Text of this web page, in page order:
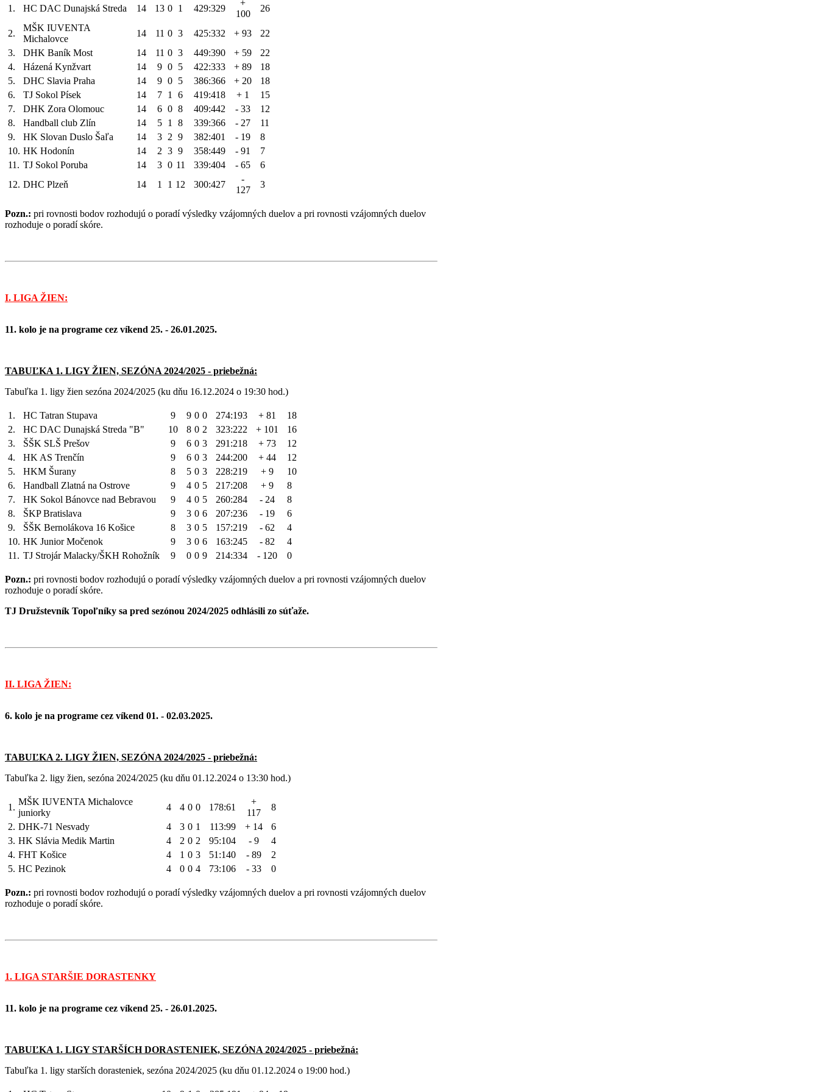
1. HC DAC Dunajská Streda 14 13 0 1 429:329
+
100
26
2.
MŠK IUVENTA
Michalovce
14 11 0 3 425:332 + 93
22
3.
DHK Baník Most 14 11 0 3 449:390 + 59
22
4.
Házená Kynžvart 14 9 0 5 422:333 + 89
18
5.
DHC Slavia Praha 14 9 0 5 386:366 + 20
18
6.
TJ Sokol Písek 14 7 1 6 419:418 + 1
15
7.
DHK Zora Olomouc 14 6 0 8 409:442 - 33
12
8.
Handball club Zlín 14 5 1 8 339:366 - 27
11
9.
HK Slovan Duslo Šaľa 14 3 2 9 382:401 - 19
8
10. HK Hodonín 14 2 3 9 358:449 - 91
7
11. TJ Sokol Poruba 14 3 0 11 339:404 - 65
6
12. DHC Plzeň 14 1 1 12 300:427
-
127
3
Pozn.: pri rovnosti bodov rozhodujú o poradí výsledky vzájomných duelov a pri rovnosti vzájomných duelov
rozhoduje o poradí skóre.
I. LIGA ŽIEN:
11. kolo je na programe cez víkend 25. - 26.01.2025.
TABUĽKA 1. LIGY ŽIEN, SEZÓNA 2024/2025 - priebežná:
Tabuľka 1. ligy žien sezóna 2024/2025 (ku dňu 16.12.2024 o 19:30 hod.)
1. HC Tatran Stupava 9 9 0 0 274:193 + 81
18
2.
HC DAC Dunajská Streda "B" 10 8 0 2 323:222 + 101
16
3.
ŠŠK SLŠ Prešov 9 6 0 3 291:218 + 73
12
4.
HK AS Trenčín 9 6 0 3 244:200 + 44
12
5.
HKM Šurany 8 5 0 3 228:219 + 9
10
6.
Handball Zlatná na Ostrove 9 4 0 5 217:208 + 9
8
7.
HK Sokol Bánovce nad Bebravou 9 4 0 5 260:284 - 24
8
8.
ŠKP Bratislava 9 3 0 6 207:236 - 19
6
9.
ŠŠK Bernolákova 16 Košice 8 3 0 5 157:219 - 62
4
10. HK Junior Močenok 9 3 0 6 163:245 - 82
4
11. TJ Strojár Malacky/ŠKH Rohožník 9 0 0 9 214:334 - 120 0
Pozn.: pri rovnosti bodov rozhodujú o poradí výsledky vzájomných duelov a pri rovnosti vzájomných duelov
rozhoduje o poradí skóre.
TJ Družstevník Topoľníky sa pred sezónou 2024/2025 odhlásili zo súťaže.
II. LIGA ŽIEN:
6. kolo je na programe cez víkend 01. - 02.03.2025.
TABUĽKA 2. LIGY ŽIEN, SEZÓNA 2024/2025 - priebežná:
Tabuľka 2. ligy žien, sezóna 2024/2025 (ku dňu 01.12.2024 o 13:30 hod.)
1.
MŠK IUVENTA Michalovce
juniorky
4 4 0 0 178:61
+
117
8
2. DHK-71 Nesvady 4 3 0 1 113:99 + 14
6
3. HK Slávia Medik Martin 4 2 0 2 95:104 - 9
4
4. FHT Košice 4 1 0 3 51:140 - 89
2
5. HC Pezinok 4 0 0 4 73:106 - 33 0
Pozn.: pri rovnosti bodov rozhodujú o poradí výsledky vzájomných duelov a pri rovnosti vzájomných duelov
rozhoduje o poradí skóre.
1. LIGA STARŠIE DORASTENKY
11. kolo je na programe cez víkend 25. - 26.01.2025.
TABUĽKA 1. LIGY STARŠÍCH DORASTENIEK, SEZÓNA 2024/2025 - priebežná:
Tabuľka 1. ligy starších dorasteniek, sezóna 2024/2025 (ku dňu 01.12.2024 o 19:00 hod.)